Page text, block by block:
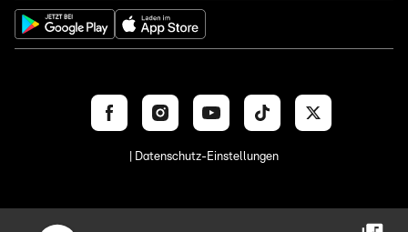
| Datenschutz-Einstellungen